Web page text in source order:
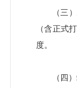
（三
（含正式
度。
（四